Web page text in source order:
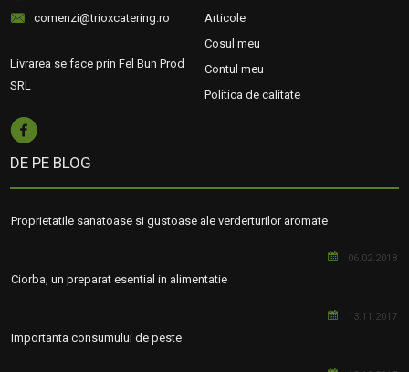
comenzi@trioxcatering.ro
Livrarea se face prin Fel Bun Prod
SRL
Articole
Cosul meu
Contul meu
Politica de calitate
DE PE BLOG
Proprietatile sanatoase si gustoase ale verderturilor aromate
06.02.2018
Ciorba, un preparat esential in alimentatie
13.11.2017
Importanta consumului de peste